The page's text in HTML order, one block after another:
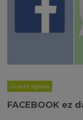
Gizarte digitala
FACEBOOK ez